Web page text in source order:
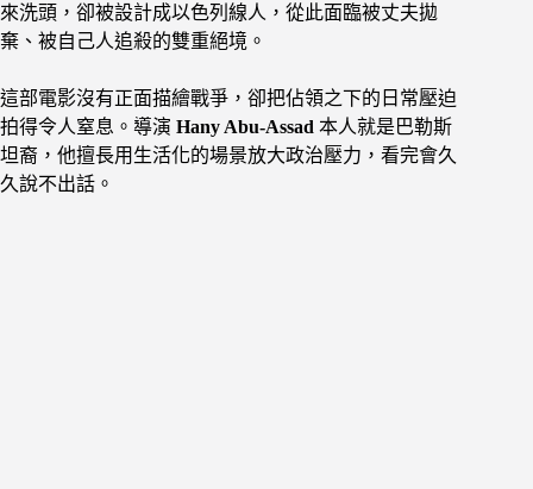
來洗頭，卻被設計成以色列線人，從此面臨被丈夫拋
棄、被自己人追殺的雙重絕境。
這部電影沒有正面描繪戰爭，卻把佔領之下的日常壓迫
拍得令人窒息。導演 Hany Abu-Assad 本人就是巴勒斯
坦裔，他擅長用生活化的場景放大政治壓力，看完會久
久說不出話。